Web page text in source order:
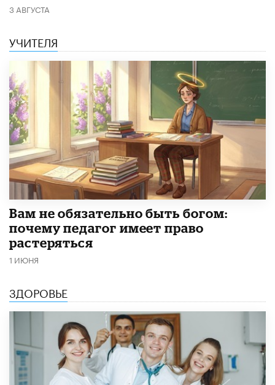
3 АВГУСТА
УЧИТЕЛЯ
​Вам не обязательно быть богом:
почему педагог имеет право
растеряться
1 ИЮНЯ
ЗДОРОВЬЕ